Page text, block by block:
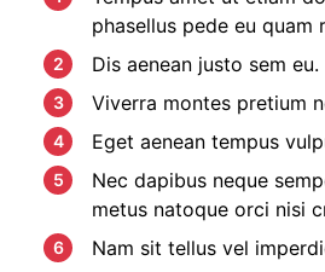
phasellus pede eu quam
Dis aenean justo sem eu.
Viverra montes pretium
Eget aenean tempus
Nec dapibus neque
metus natoque orci nisi
Nam sit tellus vel